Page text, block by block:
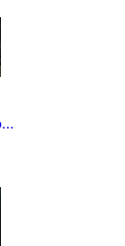
MittelalterlichesDorfUnas.png